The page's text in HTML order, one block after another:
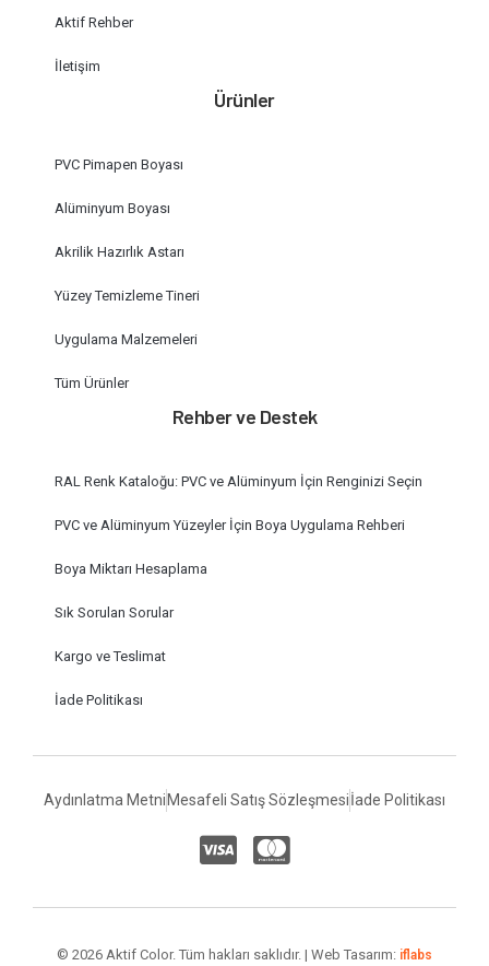
Aktif Rehber
İletişim
Ürünler
PVC Pimapen Boyası
Alüminyum Boyası
Akrilik Hazırlık Astarı
Yüzey Temizleme Tineri
Uygulama Malzemeleri
Tüm Ürünler
Rehber ve Destek
RAL Renk Kataloğu: PVC ve Alüminyum İçin Renginizi Seçin
PVC ve Alüminyum Yüzeyler İçin Boya Uygulama Rehberi
Boya Miktarı Hesaplama
Sık Sorulan Sorular
Kargo ve Teslimat
İade Politikası
Aydınlatma MetniMesafeli Satış Sözleşmesiİade Politikası
© 2026 Aktif Color. Tüm hakları saklıdır. | Web Tasarım: iflabs